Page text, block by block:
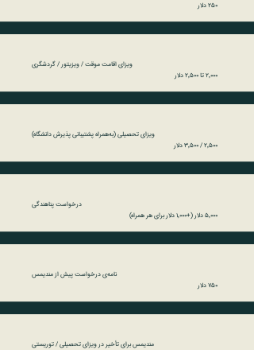
۲۵۰ دلار
ویزای اقامت موقت / ویزیتور / گردشگری
۲٬۰۰۰ تا ۲٬۵۰۰ دلار
ویزای تحصیلی (به‌همراه پشتیبانی پذیرش دانشگاه)
۲٬۵۰۰ / ۳٬۵۰۰ دلار
درخواست پناهندگی
۵٬۰۰۰ دلار (+۱٬۰۰۰ دلار برای هر همراه)
نامه‌ی درخواست پیش از مندیمس
۷۵۰ دلار
مندیمس برای تأخیر در ویزای تحصیلی / توریستی